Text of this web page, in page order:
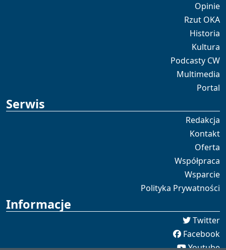
Opinie
Rzut OKA
Historia
Kultura
Podcasty CW
Multimedia
Portal
Serwis
Redakcja
Kontakt
Oferta
Współpraca
Wsparcie
Polityka Prywatności
Informacje
Twitter
Facebook
Youtube